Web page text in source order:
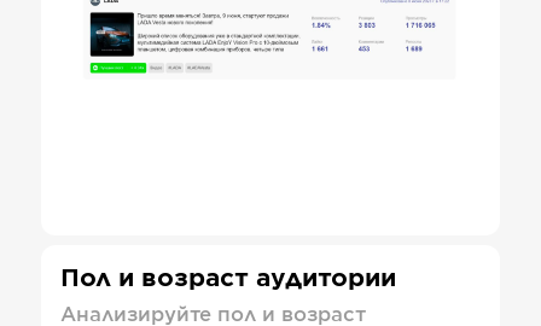
Пол и возраст аудитории
Анализируйте пол и возраст